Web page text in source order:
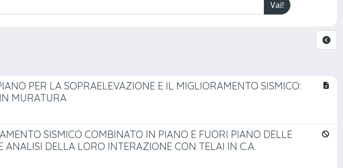
PER LA SOPRAELEVAZIONE E IL MIGLIORAMENTO SISMICO:
MURATURA
SISMICO COMBINATO IN PIANO E FUORI PIANO DELLE
DELLA LORO INTERAZIONE CON TELAI IN C.A.